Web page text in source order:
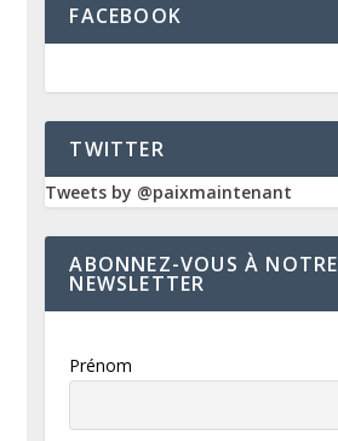
FACEBOOK
TWITTER
Tweets by @paixmaintenant
ABONNEZ-VOUS À NOTRE
NEWSLETTER
Prénom